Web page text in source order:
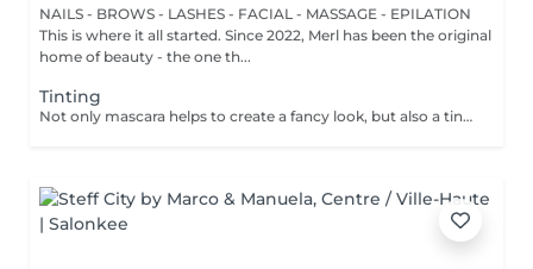
NAILS - BROWS - LASHES - FACIAL - MASSAGE - EPILATION
This is where it all started. Since 2022, Merl has been the original
home of beauty - the one th...
Tinting
Not only mascara helps to create a fancy look, but also a tinting of your lashes! How is the lash tinting done? - lashes are washed - eye cream is applied - the tape and patches are applied - tinting - the tape and patches are removed Age restrictions: recommended to do from 14 years. Post procedure recommendations: do not wet eyelashes 24 hours after the procedure. Frequency: once in 2-3 weeks.